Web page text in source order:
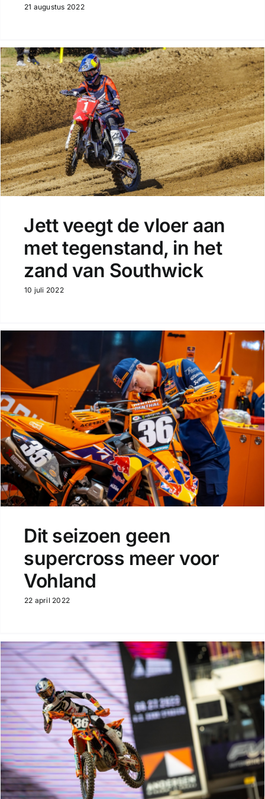
21 augustus 2022
Jett veegt de vloer aan
met tegenstand, in het
zand van Southwick
10 juli 2022
Dit seizoen geen
supercross meer voor
Vohland
22 april 2022